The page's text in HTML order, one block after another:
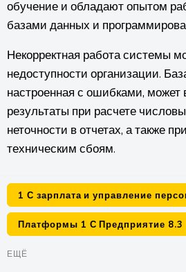
обучение и обладают опытом
базами данных и
Некорректная работа системы
недоступности организации.
настроенная с ошибками, может
результаты при расчете
неточности в отчетах, а также
техническим сбоям.
1 С зарплата и управление
Платформы 1 С Предприятие 8.3